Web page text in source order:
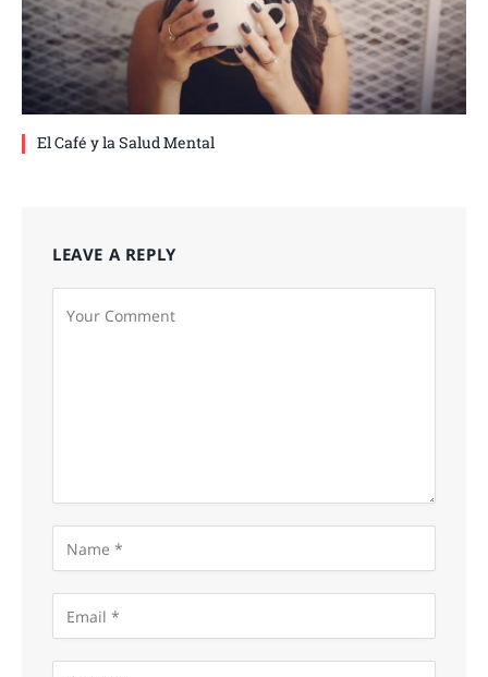
El Café y la Salud Mental
LEAVE A REPLY